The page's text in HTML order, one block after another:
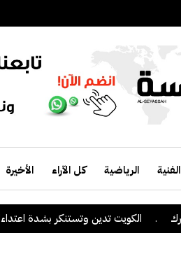
الفنية الرياضية كل الآراء الأخيرة
الكويت تدين وتستنكر بشدة اعتداءات